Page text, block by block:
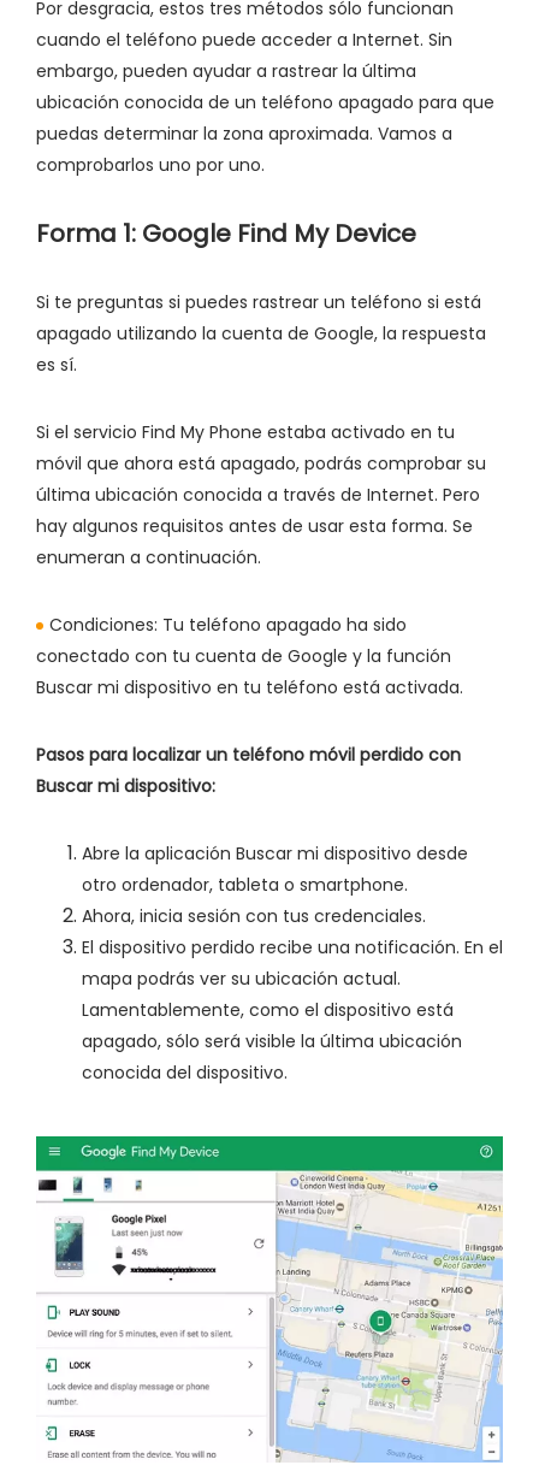
Por desgracia, estos tres métodos sólo funcionan
cuando el teléfono puede acceder a Internet. Sin
embargo, pueden ayudar a rastrear la última
ubicación conocida de un teléfono apagado para que
puedas determinar la zona aproximada. Vamos a
comprobarlos uno por uno.
Forma 1: Google Find My Device
Si te preguntas si puedes rastrear un teléfono si está
apagado utilizando la cuenta de Google, la respuesta
es sí.
Si el servicio Find My Phone estaba activado en tu
móvil que ahora está apagado, podrás comprobar su
última ubicación conocida a través de Internet. Pero
hay algunos requisitos antes de usar esta forma. Se
enumeran a continuación.
Condiciones: Tu teléfono apagado ha sido
conectado con tu cuenta de Google y la función
Buscar mi dispositivo en tu teléfono está activada.
Pasos para localizar un teléfono móvil perdido con
Buscar mi dispositivo:
Abre la aplicación Buscar mi dispositivo desde
otro ordenador, tableta o smartphone.
Ahora, inicia sesión con tus credenciales.
El dispositivo perdido recibe una notificación. En el
mapa podrás ver su ubicación actual.
Lamentablemente, como el dispositivo está
apagado, sólo será visible la última ubicación
conocida del dispositivo.